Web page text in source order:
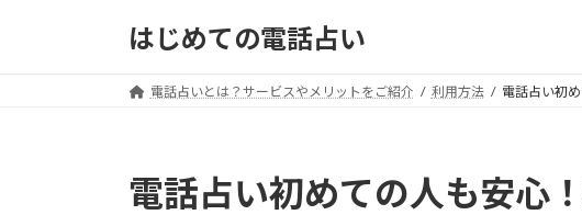
はじめての電話占い
電話占いとは？サービスやメリットをご紹介 利用方法 電話占い初
電話占い初めての人も安心